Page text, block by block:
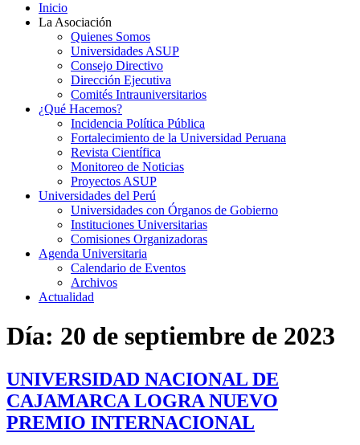
Inicio
La Asociación
Quienes Somos
Universidades ASUP
Consejo Directivo
Dirección Ejecutiva
Comités Intrauniversitarios
¿Qué Hacemos?
Incidencia Política Pública
Fortalecimiento de la Universidad Peruana
Revista Científica
Monitoreo de Noticias
Proyectos ASUP
Universidades del Perú
Universidades con Órganos de Gobierno
Instituciones Universitarias
Comisiones Organizadoras
Agenda Universitaria
Calendario de Eventos
Archivos
Actualidad
Día: 20 de septiembre de 2023
UNIVERSIDAD NACIONAL DE
CAJAMARCA LOGRA NUEVO
PREMIO INTERNACIONAL